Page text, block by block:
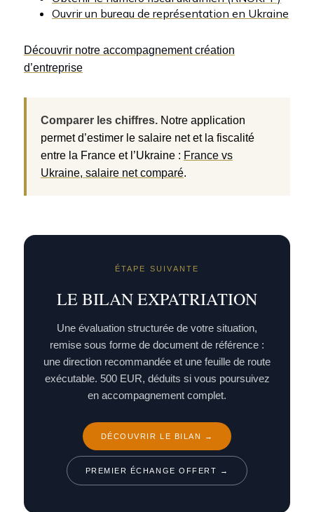
Ouvrir un bureau de représentation en Ukraine
Découvrir notre accompagnement création
d’entreprise
Comparer les chiffres. Notre application
permet d’estimer le salaire net et la fiscalité
entre la France et l’Ukraine : France vs
Ukraine, salaire net comparé.
ÉTAPE SUIVANTE
LE BILAN EXPATRIATION
Une évaluation structurée de votre situation,
remise sous forme de document de référence :
une direction recommandée et une feuille de route
exécutable. 500 EUR, déduits si vous poursuivez
en accompagnement complet.
DÉCOUVRIR LE BILAN →
PREMIER ÉCHANGE OFFERT →